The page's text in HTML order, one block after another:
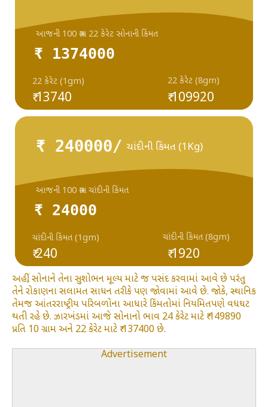
₹ 1374000
₹ 13740
22 કેરેટ (1gm) 22 કેરેટ (8gm)
આજની 100 ગ્રામ 22 કેરેટ સોનાની કિંમત
₹ 109920
₹ 240000/ ચાંદીની કિંમત (1Kg)
₹ 24000
₹ 240
ચાંદીની કિંમત (1gm) ચાંદીની કિંમત (8gm)
આજની 100 ગ્રામ ચાંદીની કિંમત
₹ 1920
અહીં, સોનાને તેના સુશોભન મૂલ્ય માટે જ પસંદ કરવામાં આવે છે પરંતુ
તેને રોકાણના સલામત સાધન તરીકે પણ જોવામાં આવે છે. જોકે, સ્થાનિક
તેમજ આંતરરાષ્ટ્રીય પરિબળોના આધારે કિંમતોમાં નિયમિતપણે વધઘટ
થતી રહે છે. ઝારખંડમાં આજે સોનાનો ભાવ 24 કેરેટ માટે ₹ 149890
પ્રતિ 10 ગ્રામ અને 22 કેરેટ માટે ₹ 137400 છે.
Advertisement